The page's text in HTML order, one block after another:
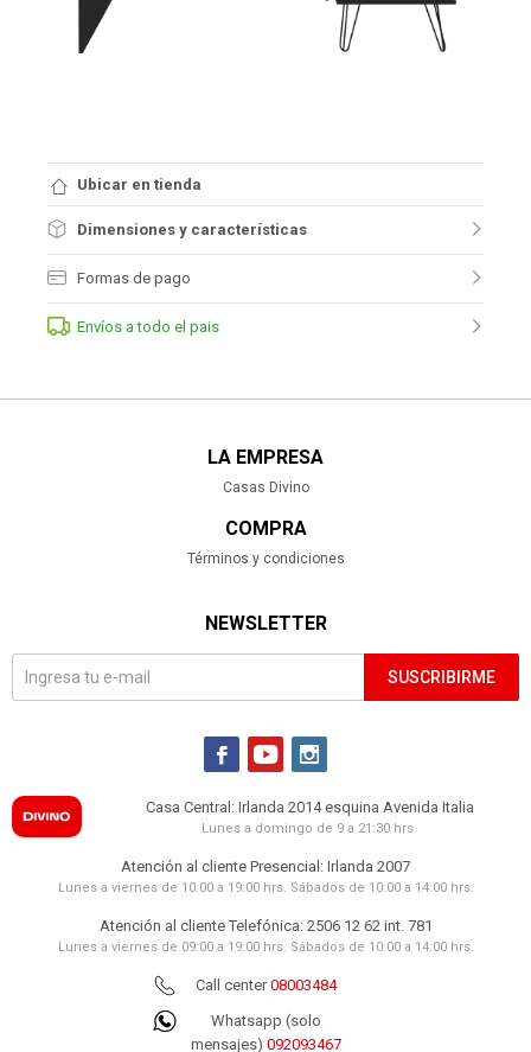
Ubicar en tienda
Dimensiones y características
Formas de pago
Envíos a todo el pais
LA EMPRESA
Casas Divino
COMPRA
Términos y condiciones
NEWSLETTER
SUSCRIBIRME
  
Casa Central: Irlanda 2014 esquina Avenida Italia
Lunes a domingo de 9 a 21:30 hrs.
Atención al cliente Presencial: Irlanda 2007
Lunes a viernes de 10:00 a 19:00 hrs. Sábados de 10:00 a 14:00 hrs.
Atención al cliente Telefónica: 2506 12 62 int. 781
Lunes a viernes de 09:00 a 19:00 hrs. Sábados de 10:00 a 14:00 hrs.
Call center08003484
Whatsapp (solo
mensajes) 092093467